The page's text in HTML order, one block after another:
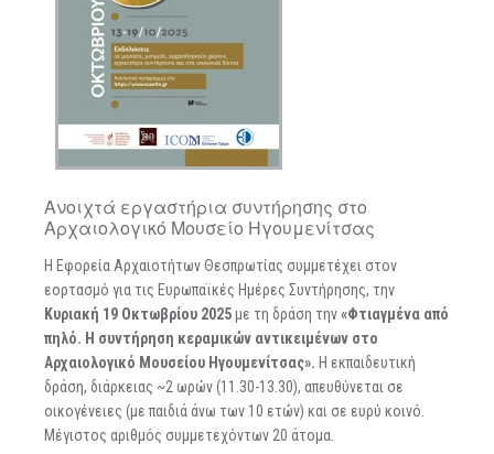
Ανοιχτά εργαστήρια συντήρησης στο
Αρχαιολογικό Μουσείο Ηγουμενίτσας
Η Εφορεία Αρχαιοτήτων Θεσπρωτίας συμμετέχει στον
εορτασμό για τις Ευρωπαϊκές Ημέρες Συντήρησης, την
Κυριακή 19 Οκτωβρίου 2025με τη δράση την«Φτιαγμένα από
πηλό. Η συντήρηση κεραμικών αντικειμένων στο
Αρχαιολογικό Μουσείου Ηγουμενίτσας». Η εκπαιδευτική
δράση, διάρκειας ~2 ωρών (11.30-13.30), απευθύνεται σε
οικογένειες (με παιδιά άνω των 10 ετών) και σε ευρύ κοινό.
Μέγιστος αριθμός συμμετεχόντων 20 άτομα.